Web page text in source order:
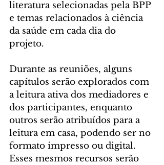
literatura selecionadas pela BPP
e temas relacionados à ciência
da saúde em cada dia do
projeto.
Durante as reuniões, alguns
capítulos serão explorados com
a leitura ativa dos mediadores e
dos participantes, enquanto
outros serão atribuídos para a
leitura em casa, podendo ser no
formato impresso ou digital.
Esses mesmos recursos serão